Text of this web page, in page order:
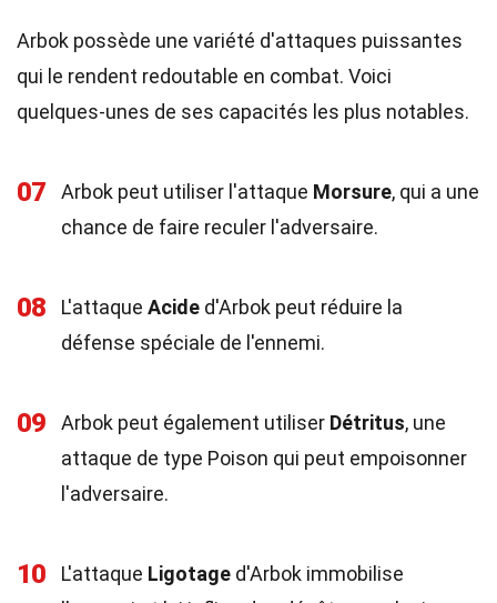
Arbok possède une variété d'attaques puissantes
qui le rendent redoutable en combat. Voici
quelques-unes de ses capacités les plus notables.
07 Arbok peut utiliser l'attaque Morsure, qui a une
chance de faire reculer l'adversaire.
08 L'attaque Acide d'Arbok peut réduire la
défense spéciale de l'ennemi.
09 Arbok peut également utiliser Détritus, une
attaque de type Poison qui peut empoisonner
l'adversaire.
10 L'attaque Ligotage d'Arbok immobilise